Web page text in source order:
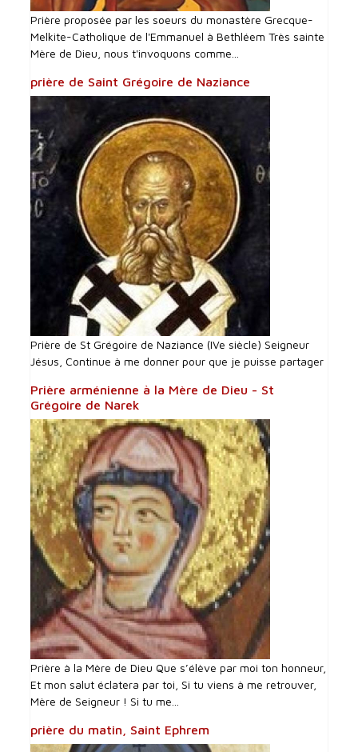
Prière proposée par les soeurs du monastère Grecque-
Melkite-Catholique de l'Emmanuel à Bethléem Très sainte
Mère de Dieu, nous t'invoquons comme...
prière de Saint Grégoire de Naziance
Prière de St Grégoire de Naziance (IVe siècle) Seigneur
Jésus, Continue à me donner pour que je puisse partager
Prière arménienne à la Mère de Dieu - St
Grégoire de Narek
Prière à la Mère de Dieu Que s’élève par moi ton honneur,
Et mon salut éclatera par toi, Si tu viens à me retrouver,
Mère de Seigneur ! Si tu me...
prière du matin, Saint Ephrem